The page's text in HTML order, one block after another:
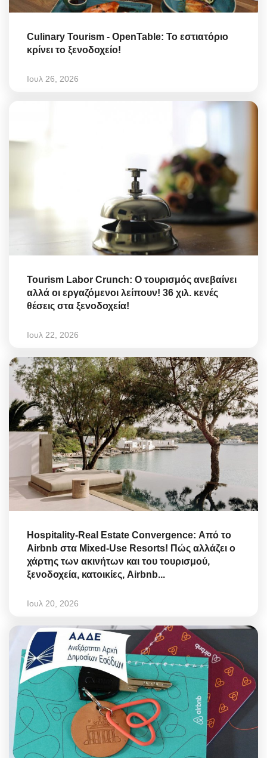
Culinary Tourism - OpenTable: Το εστιατόριο
κρίνει το ξενοδοχείο!
Ιουλ 26, 2026
Tourism Labor Crunch: Ο τουρισμός ανεβαίνει
αλλά οι εργαζόμενοι λείπουν! 36 χιλ. κενές
θέσεις στα ξενοδοχεία!
Ιουλ 22, 2026
Hospitality-Real Estate Convergence: Από το
Airbnb στα Mixed-Use Resorts! Πώς αλλάζει ο
χάρτης των ακινήτων και του τουρισμού,
ξενοδοχεία, κατοικίες, Airbnb...
Ιουλ 20, 2026